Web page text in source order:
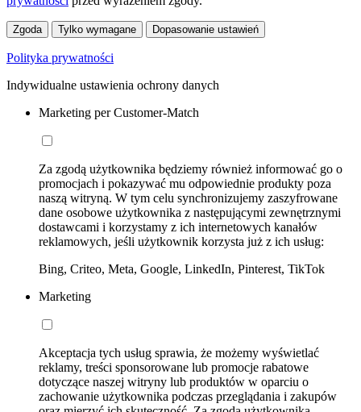
Zgoda Tylko wymagane Dopasowanie ustawień
Polityka prywatności
Indywidualne ustawienia ochrony danych
Marketing per Customer-Match
Za zgodą użytkownika będziemy również informować go o
promocjach i pokazywać mu odpowiednie produkty poza
naszą witryną. W tym celu synchronizujemy zaszyfrowane
dane osobowe użytkownika z następującymi zewnętrznymi
dostawcami i korzystamy z ich internetowych kanałów
reklamowych, jeśli użytkownik korzysta już z ich usług:
Bing, Criteo, Meta, Google, LinkedIn, Pinterest, TikTok
Marketing
Akceptacja tych usług sprawia, że możemy wyświetlać
reklamy, treści sponsorowane lub promocje rabatowe
dotyczące naszej witryny lub produktów w oparciu o
zachowanie użytkownika podczas przeglądania i zakupów